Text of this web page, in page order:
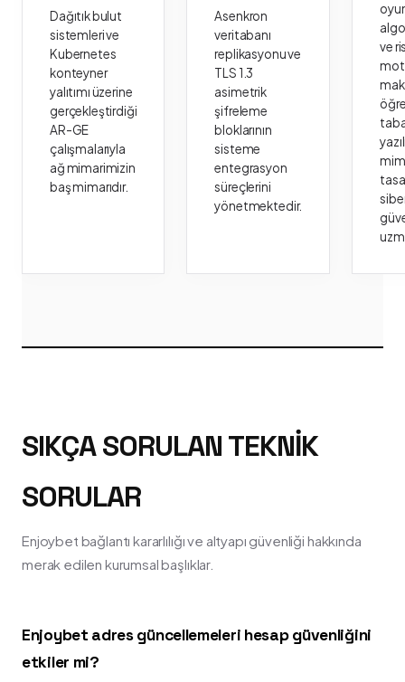
Dağıtık bulut
sistemleri ve
Kubernetes
konteyner
yalıtımı üzerine
gerçekleştirdiği
AR-GE
çalışmalarıyla
ağ mimarimizin
baş mimarıdır.
Asenkron
veritabanı
replikasyonu ve
TLS 1.3
asimetrik
şifreleme
bloklarının
sisteme
entegrasyon
süreçlerini
yönetmektedir.
ve
SIKÇA SORULAN TEKNIK
SORULAR
Enjoybet bağlantı kararlılığı ve altyapı güvenliği hakkında
merak edilen kurumsal başlıklar.
Enjoybet adres güncellemeleri hesap güvenliğini
etkiler mi?